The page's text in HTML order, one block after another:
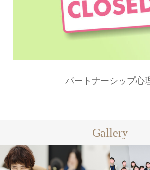
パートナーシップ心
Gallery